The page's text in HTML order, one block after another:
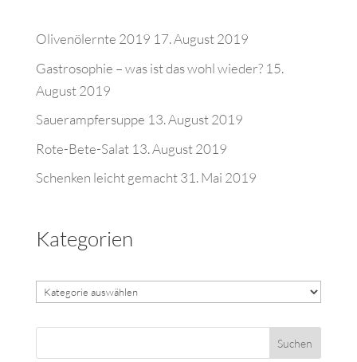
Olivenölernte 2019 17. August 2019
Gastrosophie – was ist das wohl wieder? 15.
August 2019
Sauerampfersuppe 13. August 2019
Rote-Bete-Salat 13. August 2019
Schenken leicht gemacht 31. Mai 2019
Kategorien
Kategorien